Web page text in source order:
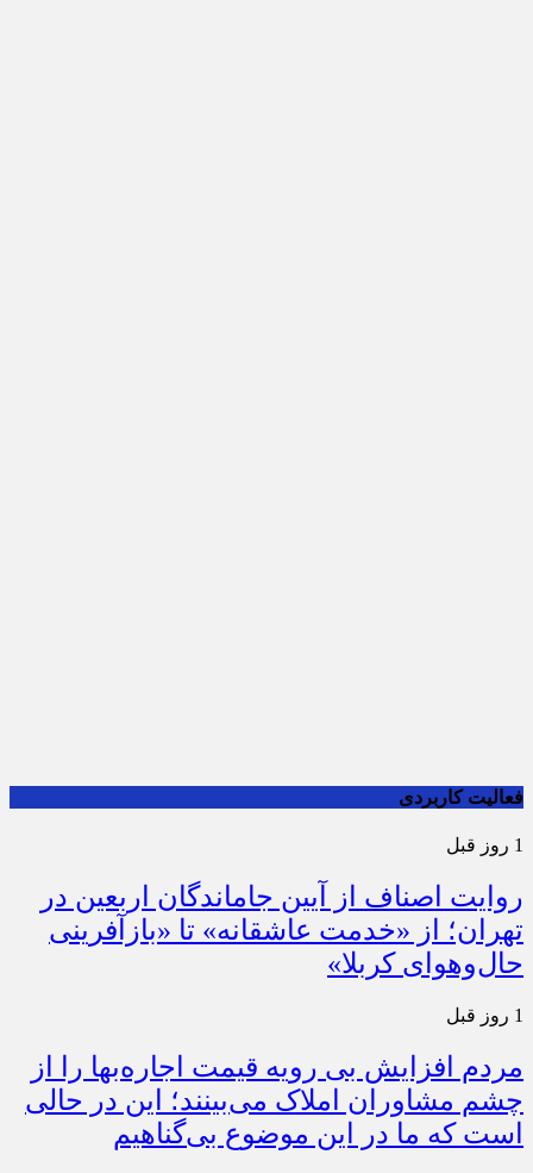
فعالیت کاربردی
1 روز قبل
روایت اصناف از آیین جاماندگان اربعین در
تهران؛ از «خدمت عاشقانه» تا «بازآفرینی
حال‌وهوای کربلا»
1 روز قبل
مردم افزایش بی رویه قیمت اجاره‌بها را از
چشم مشاوران املاک می‌بینند؛ این در حالی
است که ما در این موضوع بی‌گناهیم